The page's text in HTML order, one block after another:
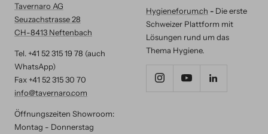
Tavernaro AG
Seuzachstrasse 28
CH-8413 Neftenbach
Tel. +41 52 315 19 78 (auch
WhatsApp)
Fax +41 52 315 30 70
info@tavernaro.com
Öffnungszeiten Showroom:
Montag - Donnerstag
Hygieneforum.ch - Die erste
Schweizer Plattform mit
Lösungen rund um das
Thema Hygiene.